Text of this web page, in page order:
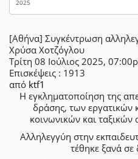
[Αθήνα] Συγκέντρωση
Χρύσα Χοτζόγλου
Τρίτη 08 Ιούλιος 2025,
Επισκέψεις : 1913
από ktf1
Η εγκληματοποίηση της
δράσης, των εργατικών
κοινωνικών και
Αλληλεγγύη στην
τέθηκε ξανά σε